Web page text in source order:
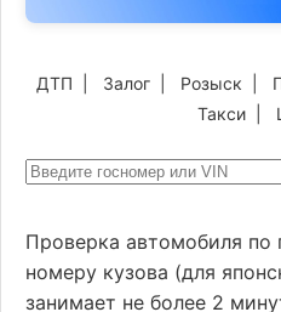
ДТП Залог Розыск
Такси|
Проверка автомобиля по
номеру кузова (для
занимает не более 2